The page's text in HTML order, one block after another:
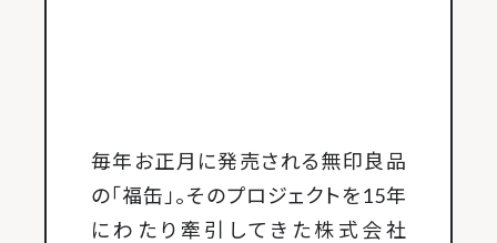
毎年お正月に発売される無印良品
の「福缶」。そのプロジェクトを15年
にわたり牽引してきた株式会社